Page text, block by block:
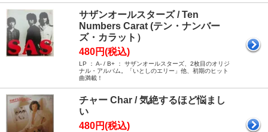
サザンオールスターズ / Ten
Numbers Carat (テン・ナンバー
ズ・カラット）
480円(税込)
LP ： A- / B+ ： サザンオールスターズ、2枚目のオリジ
ナル・アルバム。「いとしのエリー」他、初期のヒット
曲満載！
チャー Char / 気絶するほど悩まし
い
480円(税込)